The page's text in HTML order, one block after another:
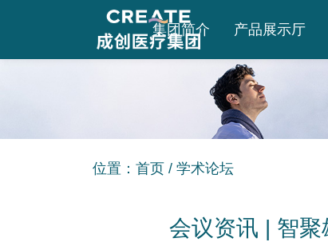
集团简介 产品展示厅
位置： 首页/ 学术论坛
会议资讯 | 智